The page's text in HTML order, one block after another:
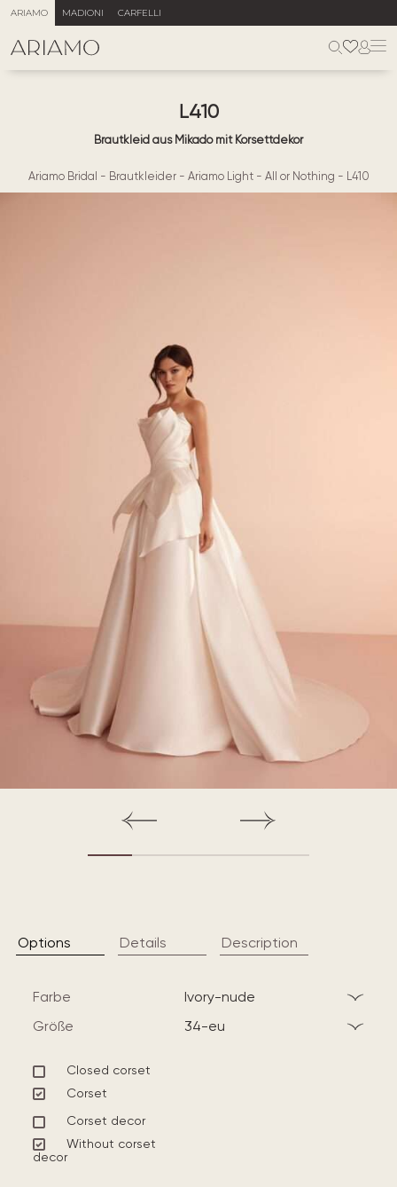
ARIAMO MADIONI CARFELLI
L410
Brautkleid aus Mikado mit Korsettdekor
Ariamo Bridal - Brautkleider- Ariamo Light- All or Nothing - L410
Options Details Description
Farbe
ivory-nude
Größe
34-eu
Closed corset
Corset
Corset decor
Without corset
decor